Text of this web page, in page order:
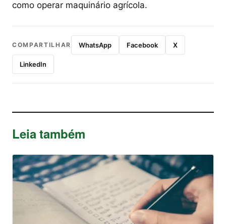
como operar maquinário agrícola.
COMPARTILHAR WhatsApp Facebook X
LinkedIn
Leia também